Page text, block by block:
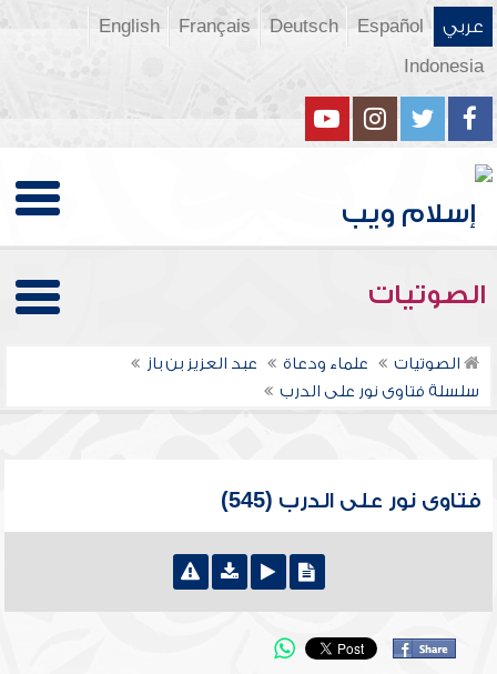
عربي Español
Deutsch
Français
English
Indonesia
الصوتيات
الصوتيات علماء ودعاة
عبد العزيز بن باز
سلسلة فتاوى نور على الدرب
فتاوى نور على الدرب (545)